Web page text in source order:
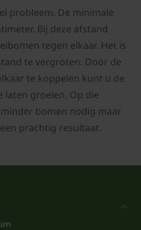
probleem. De minimale
Bij deze afstand
tegen elkaar. Het is
te vergroten. Door de
te koppelen kunt u de
laten groeien. Op die
bomen nodig maar
prachtig resultaat.